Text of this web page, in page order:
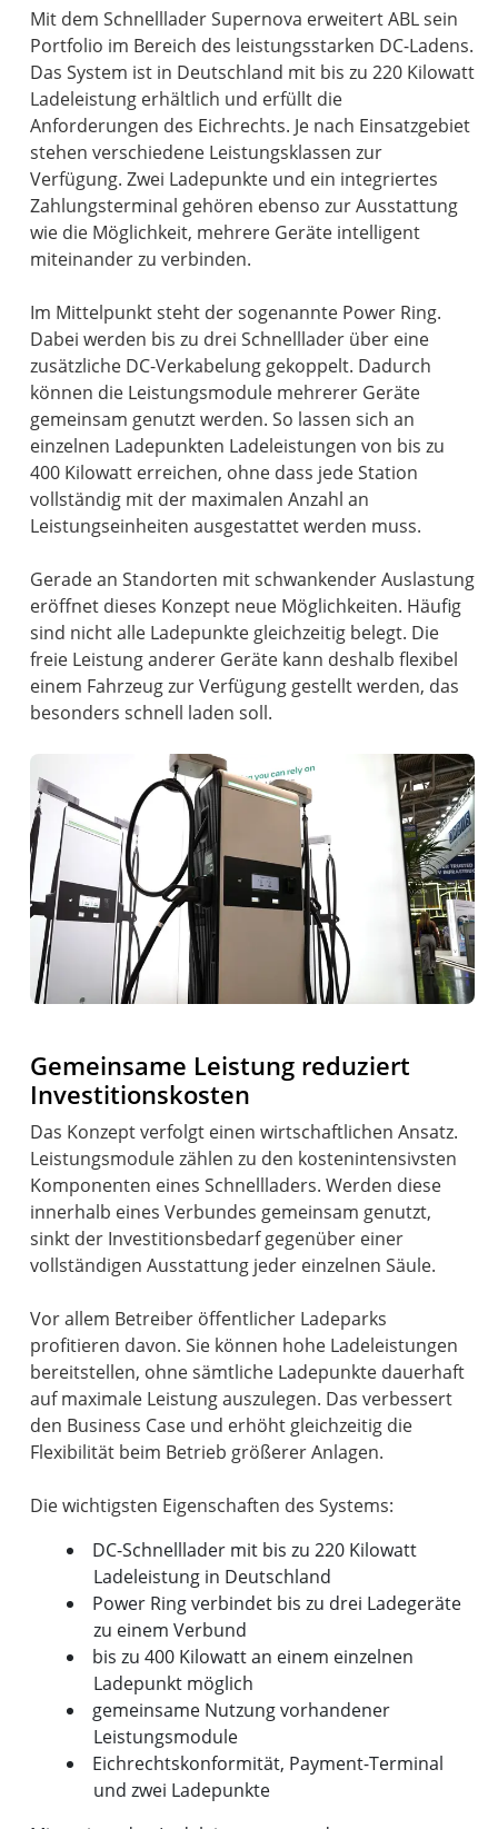
Mit dem Schnelllader Supernova erweitert ABL sein
Portfolio im Bereich des leistungsstarken DC-Ladens.
Das System ist in Deutschland mit bis zu 220 Kilowatt
Ladeleistung erhältlich und erfüllt die
Anforderungen des Eichrechts. Je nach Einsatzgebiet
stehen verschiedene Leistungsklassen zur
Verfügung. Zwei Ladepunkte und ein integriertes
Zahlungsterminal gehören ebenso zur Ausstattung
wie die Möglichkeit, mehrere Geräte intelligent
miteinander zu verbinden.
Im Mittelpunkt steht der sogenannte Power Ring.
Dabei werden bis zu drei Schnelllader über eine
zusätzliche DC-Verkabelung gekoppelt. Dadurch
können die Leistungsmodule mehrerer Geräte
gemeinsam genutzt werden. So lassen sich an
einzelnen Ladepunkten Ladeleistungen von bis zu
400 Kilowatt erreichen, ohne dass jede Station
vollständig mit der maximalen Anzahl an
Leistungseinheiten ausgestattet werden muss.
Gerade an Standorten mit schwankender Auslastung
eröffnet dieses Konzept neue Möglichkeiten. Häufig
sind nicht alle Ladepunkte gleichzeitig belegt. Die
freie Leistung anderer Geräte kann deshalb flexibel
einem Fahrzeug zur Verfügung gestellt werden, das
besonders schnell laden soll.
Gemeinsame Leistung reduziert
Investitionskosten
Das Konzept verfolgt einen wirtschaftlichen Ansatz.
Leistungsmodule zählen zu den kostenintensivsten
Komponenten eines Schnellladers. Werden diese
innerhalb eines Verbundes gemeinsam genutzt,
sinkt der Investitionsbedarf gegenüber einer
vollständigen Ausstattung jeder einzelnen Säule.
Vor allem Betreiber öffentlicher Ladeparks
profitieren davon. Sie können hohe Ladeleistungen
bereitstellen, ohne sämtliche Ladepunkte dauerhaft
auf maximale Leistung auszulegen. Das verbessert
den Business Case und erhöht gleichzeitig die
Flexibilität beim Betrieb größerer Anlagen.
DC-Schnelllader mit bis zu 220 Kilowatt
Ladeleistung in Deutschland
Power Ring verbindet bis zu drei Ladegeräte
zu einem Verbund
bis zu 400 Kilowatt an einem einzelnen
Ladepunkt möglich
gemeinsame Nutzung vorhandener
Leistungsmodule
Eichrechtskonformität, Payment-Terminal
und zwei Ladepunkte